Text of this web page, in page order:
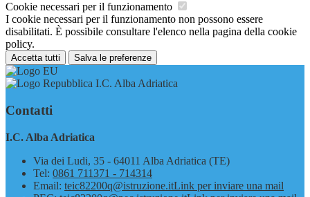
Cookie necessari per il funzionamento
I cookie necessari per il funzionamento non possono essere
disabilitati. È possibile consultare l'elenco nella pagina della cookie
policy.
Accetta tutti Salva le preferenze
I.C. Alba Adriatica
Contatti
I.C. Alba Adriatica
Via dei Ludi, 35 - 64011 Alba Adriatica (TE)
Tel: 0861 711371 - 714314
Email: teic82200q@istruzione.itLink per inviare una mail